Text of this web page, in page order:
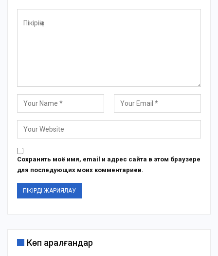
Сохранить моё имя, email и адрес сайта в этом браузере
для последующих моих комментариев.
Көп қаралғандар